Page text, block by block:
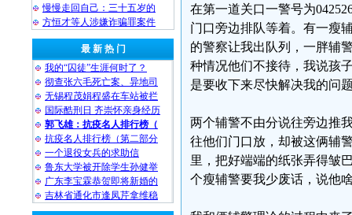
慢慢走回自己：三十五岁的
方恒才等人涉嫌诈骗罪案件
最 新 热 门
我的“囚徒”生涯何时了？
彻查张六毛死亡案、异地司
无锡程茂娟程盛在车站被拦
国际酷刑日 齐崇怀亲身经历
郭飞雄：抗疫名人排行榜（
抗疫名人排行榜（第二部分
一个退役女兵的求助信
鲁东大学被开除学生孙健举
广东李宝霖恭贺即将新婚的
吉林省通化市逢凤芹拿维稳
在第一道关口一警号为
门口旁边排队等着。有一瘦
的警察让我出队列，一胖辅
种情况他们不接待，我说孩
是要收下来尽快解决我的问
两个辅警不由分说往旁边推
往他们门口放，却被这俩辅
里，把好端端的纸张弄得皱
个瘦辅警要我少废话，说他